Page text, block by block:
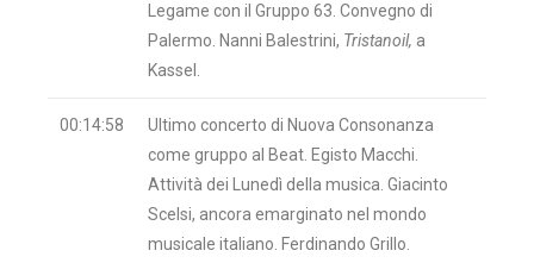
Legame con il Gruppo 63. Convegno di
Palermo. Nanni Balestrini, Tristanoil, a
Kassel.
00:14:58
Ultimo concerto di Nuova Consonanza
come gruppo al Beat. Egisto Macchi.
Attività dei Lunedì della musica. Giacinto
Scelsi, ancora emarginato nel mondo
musicale italiano. Ferdinando Grillo.